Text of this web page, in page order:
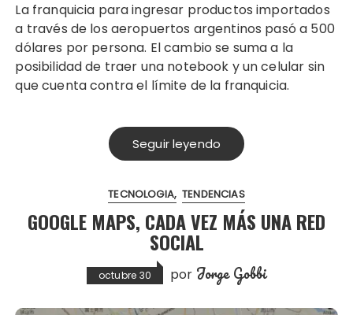
La franquicia para ingresar productos importados
a través de los aeropuertos argentinos pasó a 500
dólares por persona. El cambio se suma a la
posibilidad de traer una notebook y un celular sin
que cuenta contra el límite de la franquicia.
Seguir leyendo
TECNOLOGIA TENDENCIAS
GOOGLE MAPS, CADA VEZ MÁS UNA RED
SOCIAL
octubre 30 por Jorge Gobbi